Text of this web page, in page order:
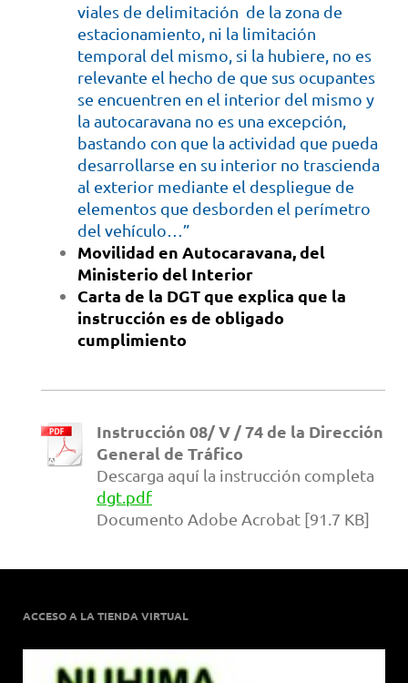
viales de delimitación de la zona de
estacionamiento, ni la limitación
temporal del mismo, si la hubiere, no es
relevante el hecho de que sus ocupantes
se encuentren en el interior del mismo y
la autocaravana no es una excepción,
bastando con que la actividad que pueda
desarrollarse en su interior no trascienda
al exterior mediante el despliegue de
elementos que desborden el perímetro
del vehículo…”
Movilidad en Autocaravana, del
Ministerio del Interior
Carta de la DGT que explica que la
instrucción es de obligado
cumplimiento
Instrucción 08/ V / 74 de la Dirección
General de Tráfico
Descarga aquí la instrucción completa
dgt.pdf
Documento Adobe Acrobat [91.7 KB]
ACCESO A LA TIENDA VIRTUAL